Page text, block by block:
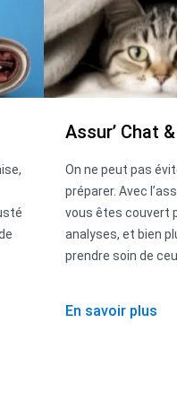
Assur’ Chat
On ne peut pas
préparer. Avec
vous êtes couvert
analyses, et bien
prendre soin de
En savoir plus